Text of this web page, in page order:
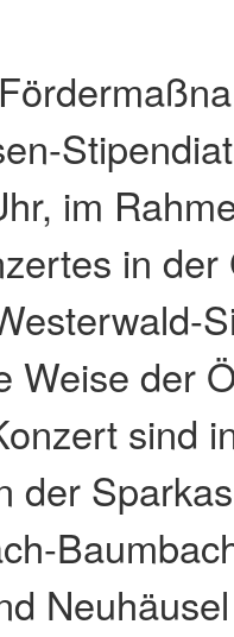
im
in
Weise der
sind
der